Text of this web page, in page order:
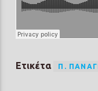
Ετικέτα Π.